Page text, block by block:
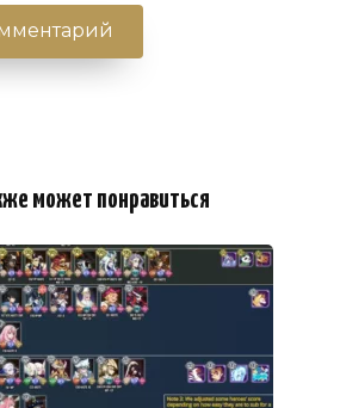
может понравиться